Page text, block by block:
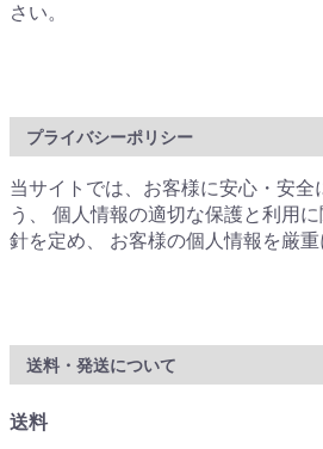
さい。
プライバシーポリシー
当サイトでは、お客様に安心・安全
う、 個人情報の適切な保護と利用
針を定め、 お客様の個人情報を厳重
送料・発送について
送料